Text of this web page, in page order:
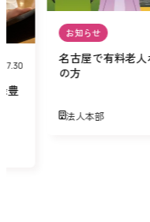
豊
お知らせ
名古屋で有料老
の方
法人本部